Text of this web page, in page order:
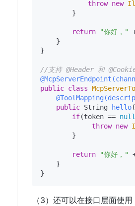
throw new
        }
return "你好，"
    }
}
//支持 @Header 和
public class
public String hello(
if(token == null
throw new
        }
return "你好，"
    }
（3）还可以在接口层面使